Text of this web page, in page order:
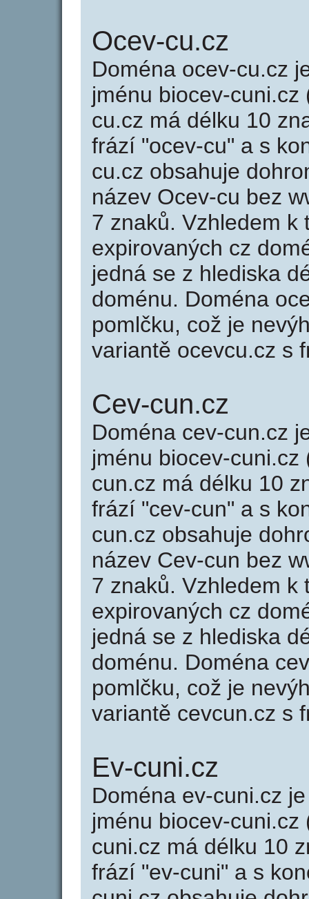
Ocev-cu.cz
Doména ocev-cu.cz
jménu biocev-
cu.cz má délku 10
frází "ocev-cu" a s
cu.cz obsahuje
název Ocev-cu bez
7 znaků. Vzhledem k
expirovaných cz
jedná se z hlediska
doménu. Doména
pomlčku, což je
variantě ocevcu.cz s
Cev-cun.cz
Doména cev-cun.cz
jménu biocev-
cun.cz má délku 10
frází "cev-cun" a s
cun.cz obsahuje
název Cev-cun bez
7 znaků. Vzhledem k
expirovaných cz
jedná se z hlediska
doménu. Doména
pomlčku, což je
variantě cevcun.cz s
Ev-cuni.cz
Doména ev-cuni.cz
jménu biocev-
cuni.cz má délku 10
frází "ev-cuni" a s